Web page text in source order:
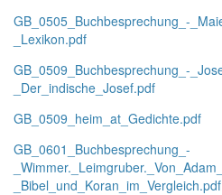
GB_0505_Buchbesprechung_-
_Lexikon.pdf
GB_0509_Buchbesprechung_-
_Der_indische_Josef.pdf
GB_0509_heim_at_Gedichte.pdf
GB_0601_Buchbesprechung_-
_Bibel_und_Koran_im_Vergleich.pdf